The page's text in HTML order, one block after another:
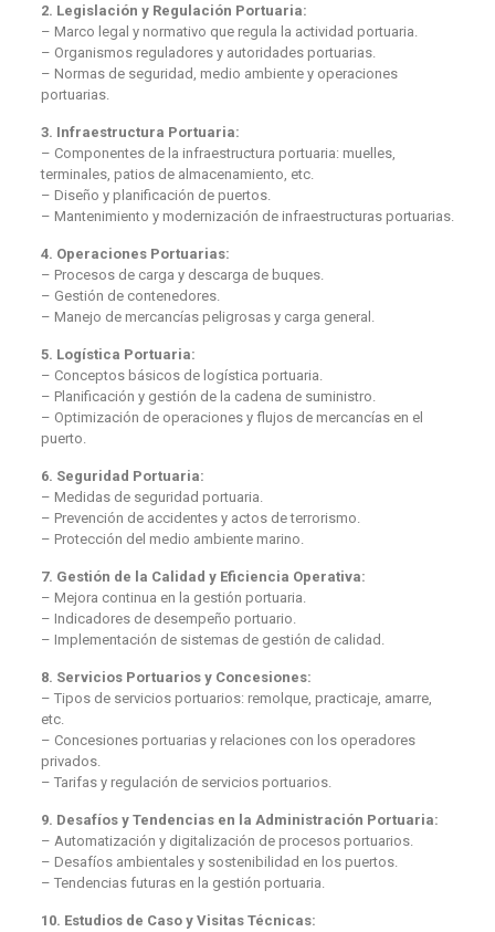
2. Legislación y Regulación Portuaria:
– Marco legal y normativo que regula la actividad portuaria.
– Organismos reguladores y autoridades portuarias.
– Normas de seguridad, medio ambiente y operaciones
portuarias.
3. Infraestructura Portuaria:
– Componentes de la infraestructura portuaria: muelles,
terminales, patios de almacenamiento, etc.
– Diseño y planificación de puertos.
– Mantenimiento y modernización de infraestructuras portuarias.
4. Operaciones Portuarias:
– Procesos de carga y descarga de buques.
– Gestión de contenedores.
– Manejo de mercancías peligrosas y carga general.
5. Logística Portuaria:
– Conceptos básicos de logística portuaria.
– Planificación y gestión de la cadena de suministro.
– Optimización de operaciones y flujos de mercancías en el
puerto.
6. Seguridad Portuaria:
– Medidas de seguridad portuaria.
– Prevención de accidentes y actos de terrorismo.
– Protección del medio ambiente marino.
7. Gestión de la Calidad y Eficiencia Operativa:
– Mejora continua en la gestión portuaria.
– Indicadores de desempeño portuario.
– Implementación de sistemas de gestión de calidad.
8. Servicios Portuarios y Concesiones:
– Tipos de servicios portuarios: remolque, practicaje, amarre,
etc.
– Concesiones portuarias y relaciones con los operadores
privados.
– Tarifas y regulación de servicios portuarios.
9. Desafíos y Tendencias en la Administración Portuaria:
– Automatización y digitalización de procesos portuarios.
– Desafíos ambientales y sostenibilidad en los puertos.
– Tendencias futuras en la gestión portuaria.
10. Estudios de Caso y Visitas Técnicas: